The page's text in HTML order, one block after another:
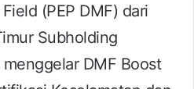
(PEP DMF) dari
Subholding
DMF Boost